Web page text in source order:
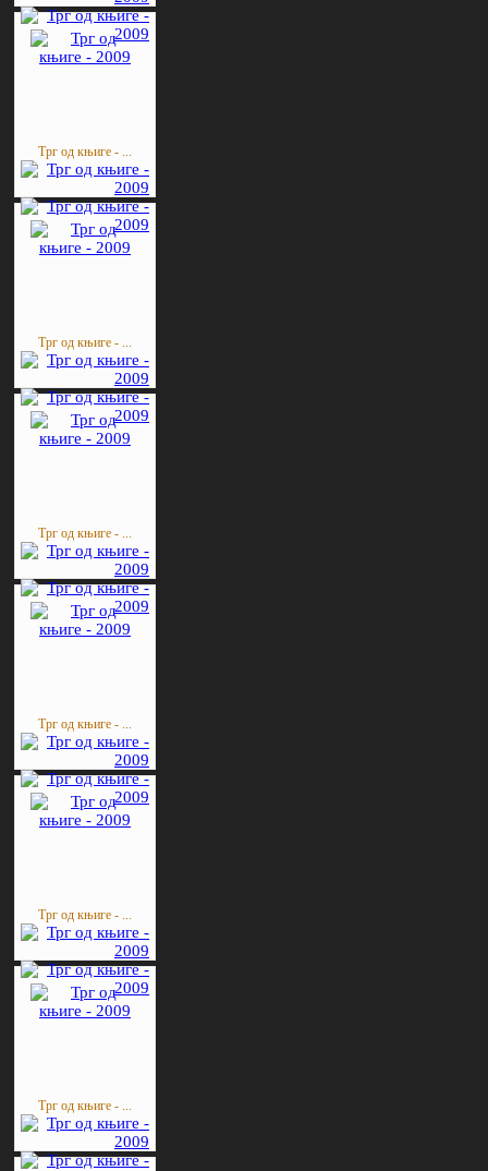
Трг од књиге - ...
Трг од књиге - ...
Трг од књиге - ...
Трг од књиге - ...
Трг од књиге - ...
Трг од књиге - ...